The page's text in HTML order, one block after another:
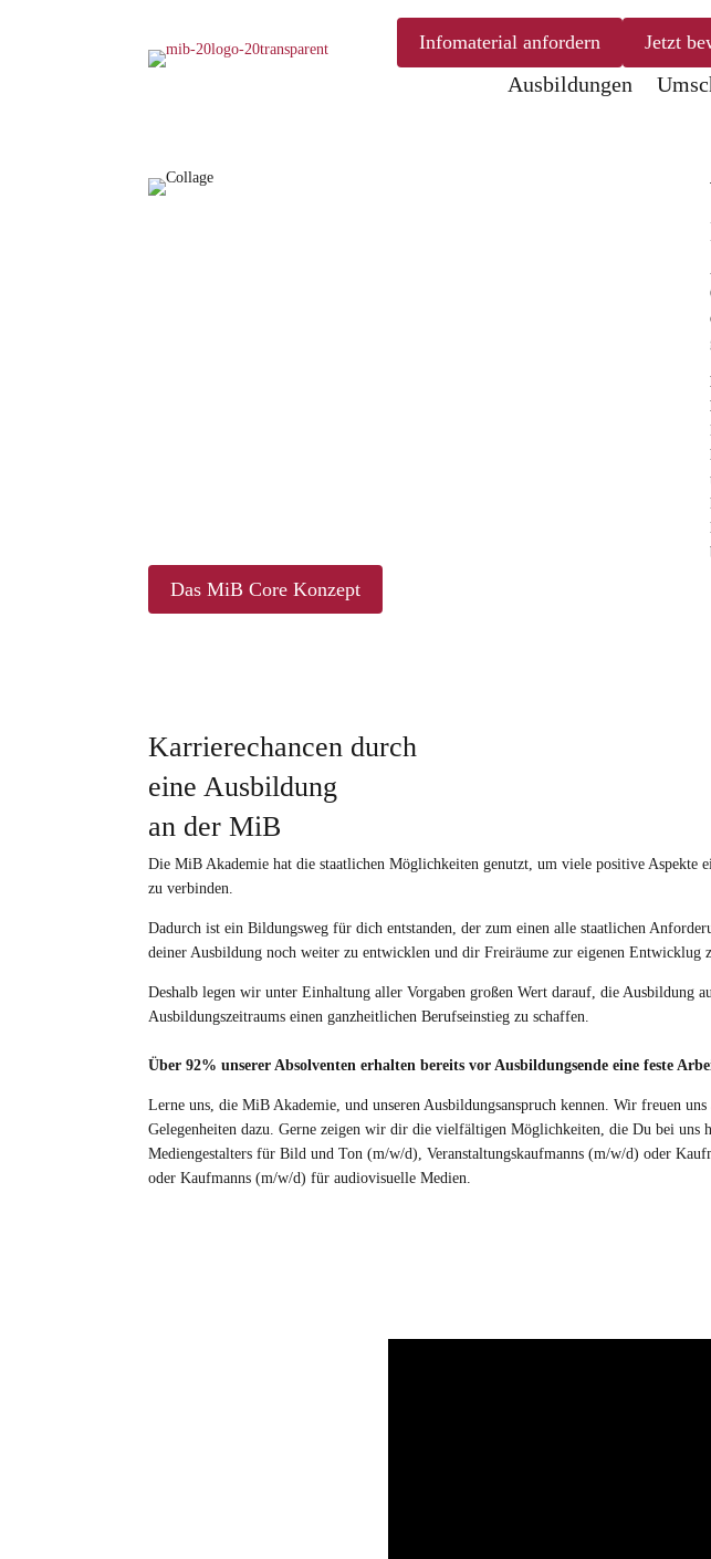
Infomaterial anfordern Jetzt
Ausbildungen
Das MiB Core Konzept
Karrierechancen durch
eine Ausbildung
an der MiB
Die MiB Akademie hat die staatlichen Möglichkeiten genutzt, um viele positive
zu verbinden.
Dadurch ist ein Bildungsweg für dich entstanden, der zum einen alle staatlichen
deiner Ausbildung noch weiter zu entwicklen und dir Freiräume zur eigenen Entwicklug
Deshalb legen wir unter Einhaltung aller Vorgaben großen Wert darauf, die Ausbildung
Ausbildungszeitraums einen ganzheitlichen Berufseinstieg zu schaffen.
Über 92% unserer Absolventen erhalten bereits vor Ausbildungsende eine feste
Lerne uns, die MiB Akademie, und unseren Ausbildungsanspruch kennen. Wir freuen
Gelegenheiten dazu. Gerne zeigen wir dir die vielfältigen Möglichkeiten, die Du bei
Mediengestalters für Bild und Ton (m/w/d), Veranstaltungskaufmanns (m/w/d) oder
oder Kaufmanns (m/w/d) für audiovisuelle Medien.